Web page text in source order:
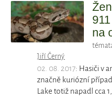
na
Jiří Černý
02. 08. 2017: Hasiči v
značně kuriózní
Lake totiž napadl cca